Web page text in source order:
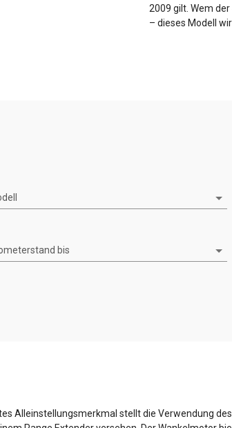
2009 gilt. Wem
– dieses Modell
bis
Alleinstellungsmerkmal stellt die Verwendung